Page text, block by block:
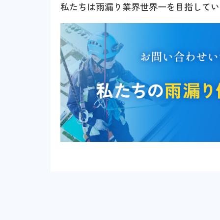
私たちは雨漏り業界世界一を目指して